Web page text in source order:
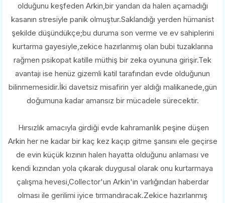
olduğunu keşfeden Arkin,bir yandan da halen açamadığı
kasanın stresiyle panik olmuştur.Saklandığı yerden hümanist
şekilde düşündükçe;bu duruma son verme ve ev sahiplerini
kurtarma gayesiyle,zekice hazırlanmış olan bubi tuzaklarına
rağmen psikopat katille müthiş bir zeka oyununa girişir.Tek
avantajı ise henüz gizemli katil tarafından evde olduğunun
bilinmemesidir.İki davetsiz misafirin yer aldığı malikanede,gün
doğumuna kadar amansız bir mücadele sürecektir.
Hırsızlık amacıyla girdiği evde kahramanlık peşine düşen
Arkin her ne kadar bir kaç kez kaçıp gitme şansını ele geçirse
de evin küçük kızının halen hayatta olduğunu anlaması ve
kendi kızından yola çıkarak duygusal olarak onu kurtarmaya
çalışma hevesi,Collector'un Arkin'in varlığından haberdar
olması ile gerilimi iyice tırmandıracak.Zekice hazırlanmış